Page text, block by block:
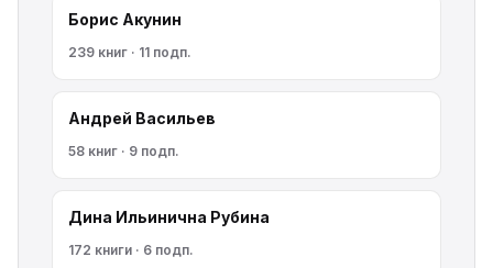
Борис Акунин
239 книг · 11 подп.
Андрей Васильев
58 книг · 9 подп.
Дина Ильинична Рубина
172 книги · 6 подп.